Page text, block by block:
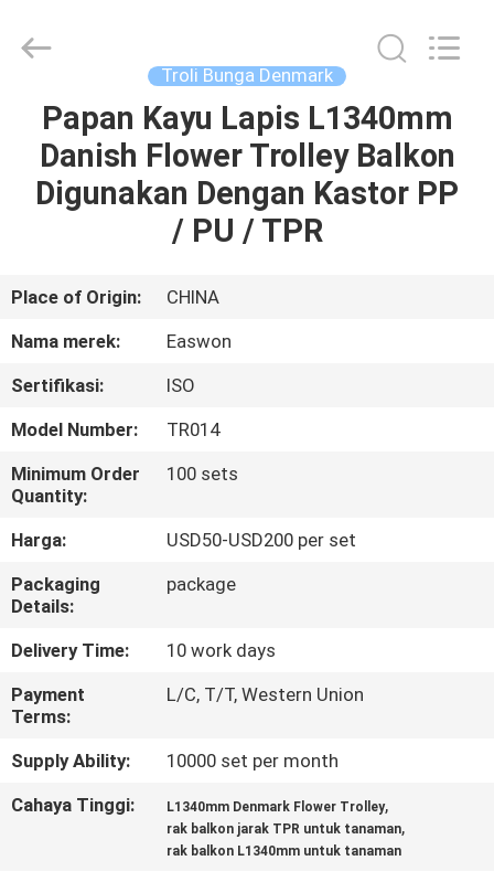
RUMAH
PRODUK
KAMI
PABRIK
KONTROL
KUALITAS
HUBUNGI
KAMI
BERITA
PERMINTAAN
PENAWARAN
Export
Reserved.
Troli Bunga Denmark
Papan Kayu Lapis L1340mm
Danish Flower Trolley Balkon
Digunakan Dengan Kastor PP
/ PU / TPR
Place of Origin:
CHINA
Nama merek:
Easwon
Sertifikasi:
ISO
Model Number:
TR014
Minimum Order
Quantity:
100 sets
Harga:
USD50-USD200 per set
Packaging
Details:
package
Delivery Time:
10 work days
Payment
Terms:
L/C, T/T, Western Union
Supply Ability:
10000 set per month
Cahaya Tinggi:
L1340mm Denmark Flower Trolley,
rak balkon jarak TPR untuk tanaman,
rak balkon L1340mm untuk tanaman